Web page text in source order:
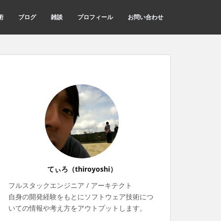
ブログ 雑談 プロフィール お問い合わせ
てぃろ（thiroyoshi）
フルスタックエンジニア / アーキテクト
自身の開発経験をもとにソフトウェア技術につ
いての情報や考え方をアウトプットします。